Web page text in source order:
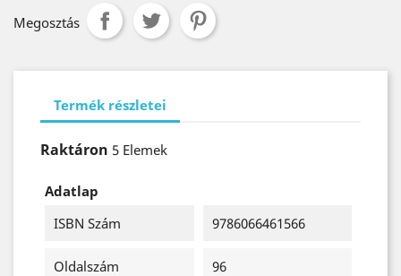
Megosztás
Termék részletei
Raktáron 5 Elemek
Adatlap
ISBN Szám
9786066461566
Oldalszám 96